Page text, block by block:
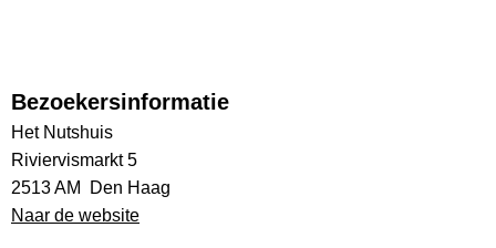
Bezoekersinformatie
Het Nutshuis
Riviervismarkt 5
2513 AM Den Haag
Naar de website